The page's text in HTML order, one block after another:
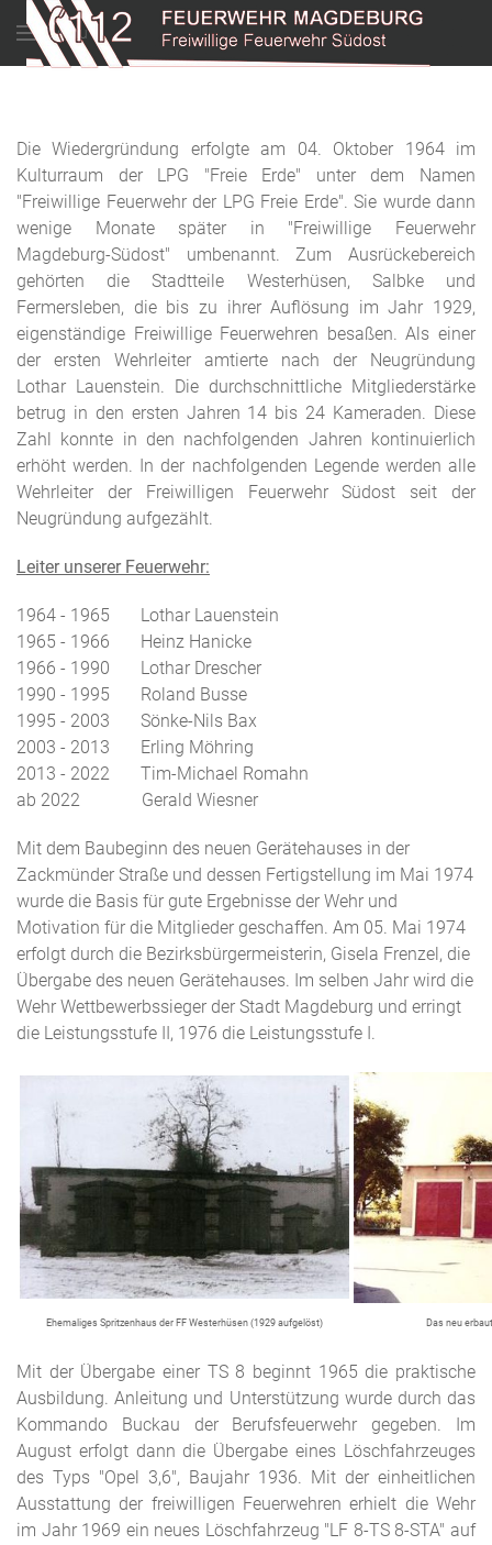
Menu
Die Wiedergründung erfolgte am 04. Oktober 1964 im
Kulturraum der LPG "Freie Erde" unter dem Namen
"Freiwillige Feuerwehr der LPG Freie Erde". Sie wurde dann
wenige Monate später in "Freiwillige Feuerwehr
Magdeburg-Südost" umbenannt. Zum Ausrückebereich
gehörten die Stadtteile Westerhüsen, Salbke und
Fermersleben, die bis zu ihrer Auflösung im Jahr 1929,
eigenständige Freiwillige Feuerwehren besaßen. Als einer
der ersten Wehrleiter amtierte nach der Neugründung
Lothar Lauenstein. Die durchschnittliche Mitgliederstärke
betrug in den ersten Jahren 14 bis 24 Kameraden. Diese
Zahl konnte in den nachfolgenden Jahren kontinuierlich
erhöht werden. In der nachfolgenden Legende werden alle
Wehrleiter der Freiwilligen Feuerwehr Südost seit der
Neugründung aufgezählt.
Leiter unserer Feuerwehr:
1964 - 1965 Lothar Lauenstein
1965 - 1966 Heinz Hanicke
1966 - 1990 Lothar Drescher
1990 - 1995 Roland Busse
1995 - 2003 Sönke-Nils Bax
2003 - 2013 Erling Möhring
2013 - 2022 Tim-Michael Romahn
ab 2022 Gerald Wiesner
Mit dem Baubeginn des neuen Gerätehauses in der
Zackmünder Straße und dessen Fertigstellung im Mai 1974
wurde die Basis für gute Ergebnisse der Wehr und
Motivation für die Mitglieder geschaffen. Am 05. Mai 1974
erfolgt durch die Bezirksbürgermeisterin, Gisela Frenzel, die
Übergabe des neuen Gerätehauses. Im selben Jahr wird die
Wehr Wettbewerbssieger der Stadt Magdeburg und erringt
die Leistungsstufe II, 1976 die Leistungsstufe I.
Ehemaliges Spritzenhaus der FF Westerhüsen (1929 aufgelöst) Das neu
Mit der Übergabe einer TS 8 beginnt 1965 die praktische
Ausbildung. Anleitung und Unterstützung wurde durch das
Kommando Buckau der Berufsfeuerwehr gegeben. Im
August erfolgt dann die Übergabe eines Löschfahrzeuges
des Typs "Opel 3,6", Baujahr 1936. Mit der einheitlichen
Ausstattung der freiwilligen Feuerwehren erhielt die Wehr
im Jahr 1969 ein neues Löschfahrzeug "LF 8-TS 8-STA" auf